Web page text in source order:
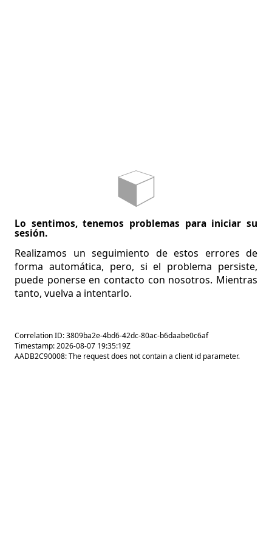
Lo sentimos, tenemos problemas para iniciar su
sesión.
Realizamos un seguimiento de estos errores de
forma automática, pero, si el problema persiste,
puede ponerse en contacto con nosotros. Mientras
tanto, vuelva a intentarlo.
Correlation ID: 3809ba2e-4bd6-42dc-80ac-b6daabe0c6af
Timestamp: 2026-08-07 19:35:19Z
AADB2C90008: The request does not contain a client id parameter.